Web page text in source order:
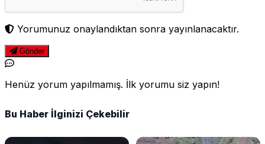
Yorumunuz onaylandıktan sonra yayınlanacaktır.
Gönder
Henüz yorum yapılmamış. İlk yorumu siz yapın!
Bu Haber İlginizi Çekebilir